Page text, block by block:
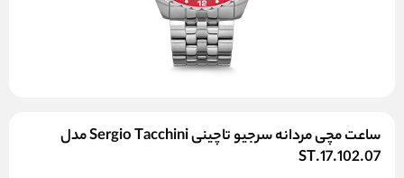
ساعت مچی مردانه سرجیو تاچینی Sergio Tacchini مدل
ST.17.102.07